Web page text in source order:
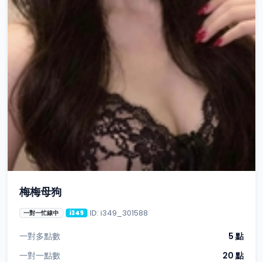
梅梅母狗
一對一忙線中 i349 ID: i349_301588
一對多點數
5 點
一對一點數
20 點